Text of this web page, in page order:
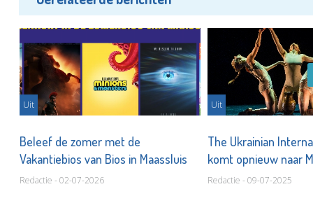
Uit
Beleef de zomer met de
Vakantiebios van Bios in Maassluis
Redactie - 02-07-2026
Uit
The Ukrainian
komt opnieuw naar
Redactie - 09-07-2025